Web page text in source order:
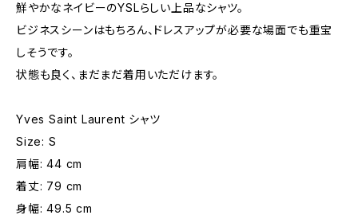
鮮やかなネイビーのYSLらしい上品なシャツ。
ビジネスシーンはもちろん、ドレスアップが必要な場面でも重宝
しそうです。
状態も良く、まだまだ着用いただけます。
Yves Saint Laurent シャツ
Size: S
肩幅: 44 cm
着丈: 79 cm
身幅: 49.5 cm